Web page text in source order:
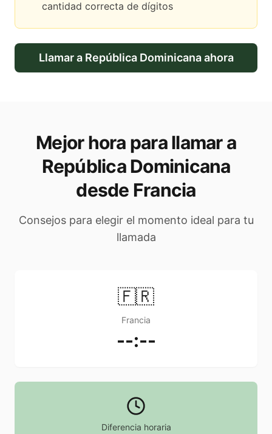
cantidad correcta de dígitos
Llamar a República Dominicanaahora
Mejor hora para llamar a
República Dominicana
desde Francia
Consejos para elegir el momento ideal para tu
llamada
🇫🇷
Francia
--:--
Diferencia horaria